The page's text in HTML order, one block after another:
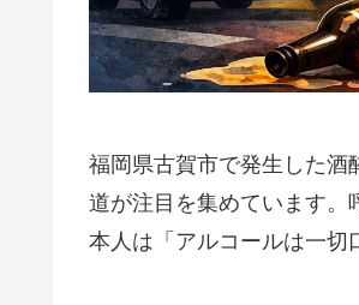
福岡県古賀市で発生した酒
道が注目を集めています。
本人は「アルコールは一切